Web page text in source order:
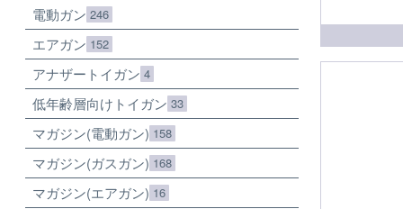
電動ガン 246
エアガン 152
アナザートイガン 4
低年齢層向けトイガン 33
マガジン(電動ガン) 158
マガジン(ガスガン) 168
マガジン(エアガン) 16